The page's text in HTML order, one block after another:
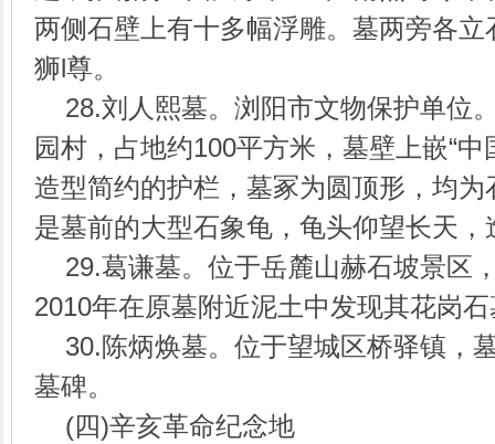
两侧石壁上有十多幅浮雕。墓两旁各
狮l尊。
28.刘人熙墓。浏阳市文物保护单位
园村，占地约100平方米，墓壁上嵌“
造型简约的护栏，墓冢为圆顶形，均
是墓前的大型石象龟，龟头仰望长天
29.葛谦墓。位于岳麓山赫石坡景区
2010年在原墓附近泥土中发现其花岗
30.陈炳焕墓。位于望城区桥驿镇，
墓碑。
(四)辛亥革命纪念地